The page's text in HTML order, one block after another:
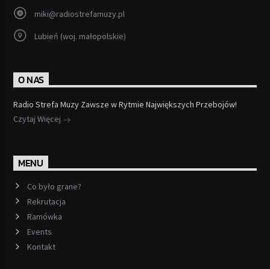
miki@radiostrefamuzy.pl
Lubień (woj. małopolskie)
O NAS
Radio Strefa Muzy Zawsze w Rytmie Największych Przebojów!
Czytaj Więcej
MENU
Co było grane?
Rekrutacja
Ramówka
Events
Kontakt